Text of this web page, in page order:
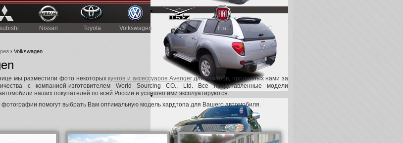
Nissan Toyota Volkswagen УАЗ Fiat JAC
› Volkswagen
мы разместили фото некоторых кунгов и аксессуаров Avengerдля пикапов, проданных нами за
с компанией-изготовителем World Sourcing CO., Ltd. Все представленные модели
наших покупателей по всей России и успешно ими эксплуатируются.
помогут выбрать Вам оптимальную модель хардтопа для Вашего автомобиля.